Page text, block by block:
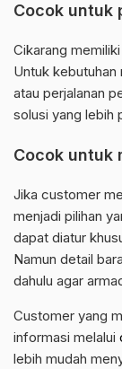
Cocok untuk
Cikarang
Untuk kebutuhan
atau perjalanan
solusi yang lebih
Cocok untuk
Jika customer
menjadi pilihan
dapat diatur
Namun detail
dahulu agar
Customer yang
informasi melalui
lebih mudah